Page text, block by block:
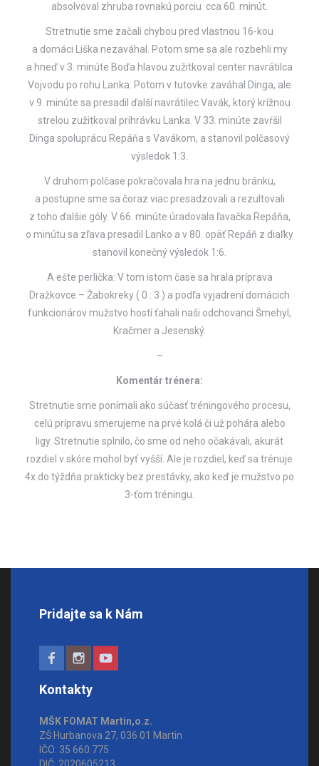
absolvoval zhruba rovnakú porciu cca 60. minút.
Stretnutie sme začali chybou pred vlastnou 16-kou
a domáci Liška nezaváhal. Potom sme sa ale rozbehli my
a hneď v 3. minúte Boďa hlavou zužitkoval center navrátilca
Vojvodu po rohu Lanka. Potom v tutovke zaváhal Dinga, ale
v 9. minúte sa presadil ďalší navrátilec Vavák, ktorý krížnou
strelou zužitkoval prihrávku Lanka. V 33. minúte zavŕšil
Dinga spoluprácu Repáňa s Vavákom, a stanovil polčasový
výsledok 1:3.
V druhom polčase pokračovala hra na jednu bránku,
a postupne sme sa čoraz viac presadzovali a rezultovali
z toho ďalšie góly. V 66. minúte úradovala ľavačka Repáňa,
o minútu sa zľava presadil Lanko a v 80. opäť Repáň z diaľky
stanovil konečný výsledok 1:6.
A ešte perlička: V tom istom čase sa hrala príprava
Dražkovce – Žabokreky ( 0 : 3 ) a podľa vyjadrení domácich
funkcionárov mužstvo hostí ťahali naši odchovanci Šmehyl,
Kračmer a Jesenský.
–
Komentár trénera:
Stretnutie sme ponímali ako súčasť tréningového procesu,
celú prípravu smerujeme na prvé kolá či už pohára alebo
ligy. Stretnutie splnilo, čo sme od neho očakávali, akurát
rozdiel v skóre mohol byť vyšší. Ale je rozdiel, keď sa trénuje
4x do týždňa prakticky bez prestávky, ako keď je mužstvo po
3-ťom tréningu.
Pridajte sa k Nám
Kontakty
MŠK FOMAT Martin,o.z.
ZŠ Hurbanova 27, 036 01 Martin
IČO: 35 660 775